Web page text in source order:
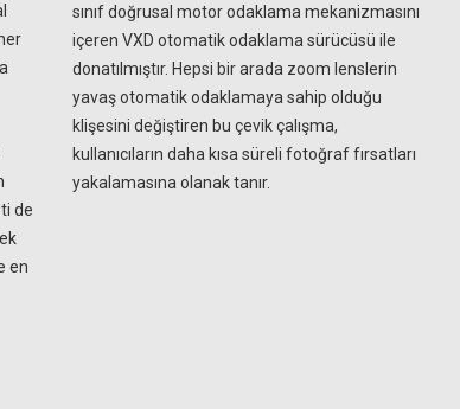
de
en
sınıf doğrusal motor odaklama mekanizmasını
içeren VXD otomatik odaklama sürücüsü ile
donatılmıştır. Hepsi bir arada zoom lenslerin
yavaş otomatik odaklamaya sahip olduğu
klişesini değiştiren bu çevik çalışma,
kullanıcıların daha kısa süreli fotoğraf fırsatları
yakalamasına olanak tanır.